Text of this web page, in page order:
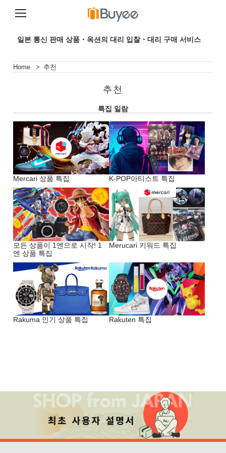
건
너
일본 통신 판매 상품・옥션의 대리 입찰・대리 구매 서비스
Home > 추천
추천
특집 일람
Mercari 상품 특집 K-POP아티스트 특집
모든 상품이 1엔으로 시작! 1
엔 상품 특집
Merucari 키워드 특집
Rakuma 인기 상품 특집 Rakuten 특집